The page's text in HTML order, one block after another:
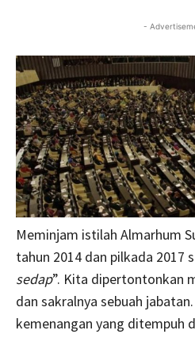
-
Meminjam istilah Almarhum
tahun 2014 dan pilkada 2017
sedap”. Kita dipertontonkan
dan sakralnya sebuah
kemenangan yang ditempuh